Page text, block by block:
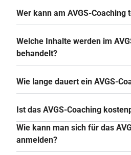
Wer kann am AVGS-Coaching
Welche Inhalte werden im
behandelt?
Wie lange dauert ein AVGS-
Ist das AVGS-Coaching
Wie kann man sich für das
anmelden?